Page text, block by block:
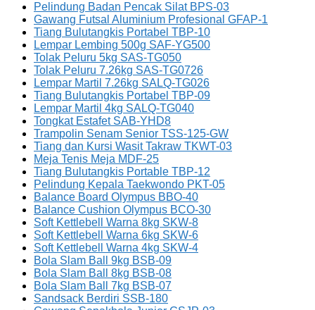
Pelindung Badan Pencak Silat BPS-03
Gawang Futsal Aluminium Profesional GFAP-1
Tiang Bulutangkis Portabel TBP-10
Lempar Lembing 500g SAF-YG500
Tolak Peluru 5kg SAS-TG050
Tolak Peluru 7.26kg SAS-TG0726
Lempar Martil 7.26kg SALQ-TG026
Tiang Bulutangkis Portabel TBP-09
Lempar Martil 4kg SALQ-TG040
Tongkat Estafet SAB-YHD8
Trampolin Senam Senior TSS-125-GW
Tiang dan Kursi Wasit Takraw TKWT-03
Meja Tenis Meja MDF-25
Tiang Bulutangkis Portable TBP-12
Pelindung Kepala Taekwondo PKT-05
Balance Board Olympus BBO-40
Balance Cushion Olympus BCO-30
Soft Kettlebell Warna 8kg SKW-8
Soft Kettlebell Warna 6kg SKW-6
Soft Kettlebell Warna 4kg SKW-4
Bola Slam Ball 9kg BSB-09
Bola Slam Ball 8kg BSB-08
Bola Slam Ball 7kg BSB-07
Sandsack Berdiri SSB-180